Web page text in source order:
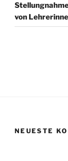
von
NEUESTE